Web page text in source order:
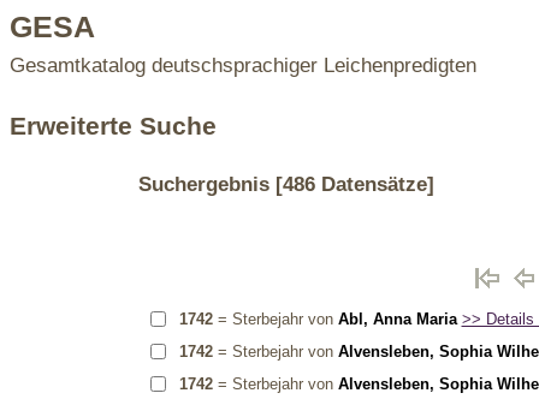
GESA
Gesamtkatalog deutschsprachiger Leichenpredigten
Erweiterte Suche
Suchergebnis[486 Datensätze]
1742= Sterbejahr von Abl, Anna Maria >> Details
1742= Sterbejahr von Alvensleben, Sophia
1742= Sterbejahr von Alvensleben, Sophia